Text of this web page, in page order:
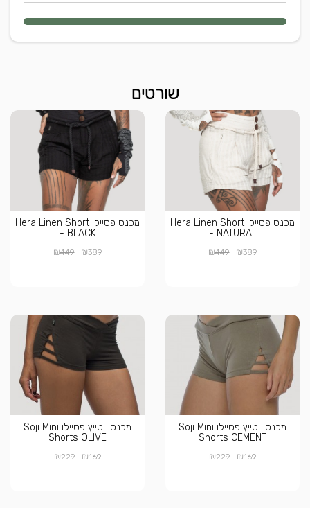
שורטים
מכנס פסיילו Hera Linen Short
- NATURAL
₪389
₪449
מכנס פסיילו Hera Linen Short
- BLACK
₪389
₪449
מכנסון טייץ פסיילו Soji Mini
Shorts CEMENT
₪169
₪229
מכנסון טייץ פסיילו Soji Mini
Shorts OLIVE
₪169
₪229